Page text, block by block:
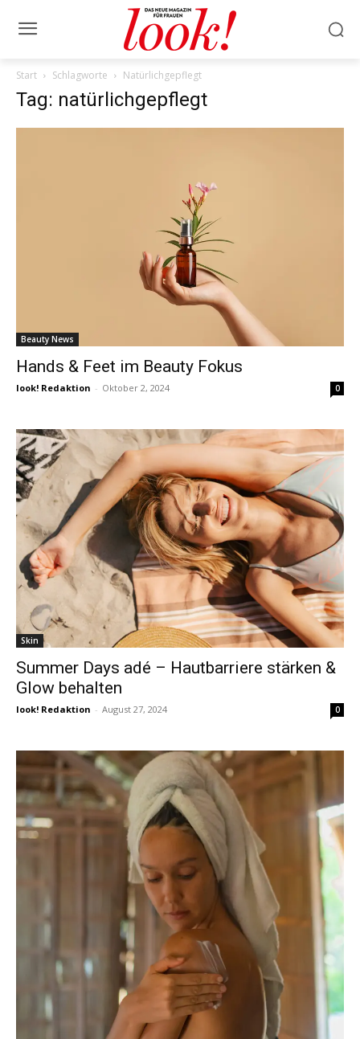
Start Schlagworte Natürlichgepflegt
Tag: natürlichgepflegt
Beauty News
Hands & Feet im Beauty Fokus
look! Redaktion - Oktober 2, 2024 0
Skin
Summer Days adé – Hautbarriere stärken &
Glow behalten
look! Redaktion - August 27, 2024 0